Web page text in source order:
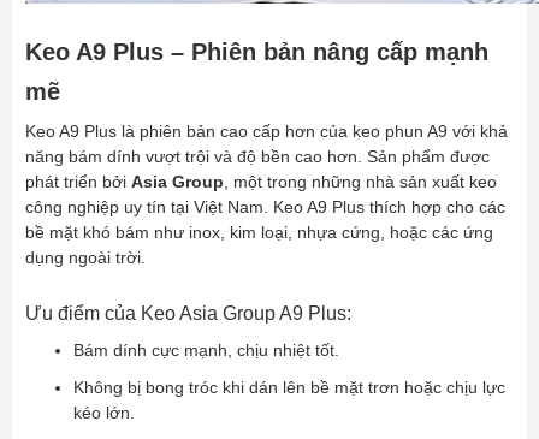
Keo A9 Plus – Phiên bản nâng cấp mạnh
mẽ
Keo A9 Plus là phiên bản cao cấp hơn của keo phun A9 với khả
năng bám dính vượt trội và độ bền cao hơn. Sản phẩm được
phát triển bởi Asia Group , một trong những nhà sản xuất keo
công nghiệp uy tín tại Việt Nam. Keo A9 Plus thích hợp cho các
bề mặt khó bám như inox, kim loại, nhựa cứng, hoặc các ứng
dụng ngoài trời.
Ưu điểm của Keo Asia Group A9 Plus:
Bám dính cực mạnh, chịu nhiệt tốt.
Không bị bong tróc khi dán lên bề mặt trơn hoặc chịu lực
kéo lớn.